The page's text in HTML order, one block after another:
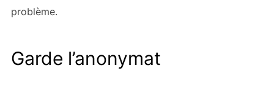
problème.
Garde l’anonymat